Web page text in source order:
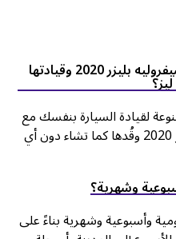
١. هل يمكنني استئجار سيارة شيفروليه بليزر 2020 وقيادتها
لقيادة السيارة بنفسك مع
بعض المرونة. استأجر سيارة بليزر 2020 وقُدها كما تشاء دون أي
وأسبوعية وشهرية بناءً على